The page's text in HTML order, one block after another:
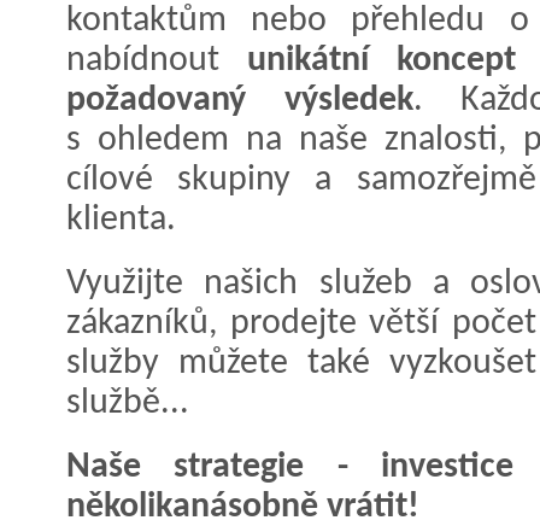
kontaktům nebo přehledu
nabídnout unikátní
požadovaný výsledek.
s ohledem na naše znalosti,
cílové skupiny a
klienta.
Využijte našich služeb a
zákazníků, prodejte větší
služby můžete také
službě...
Naše strategie -
několikanásobně vrátit!